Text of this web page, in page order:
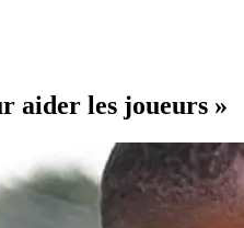
aider les joueurs »